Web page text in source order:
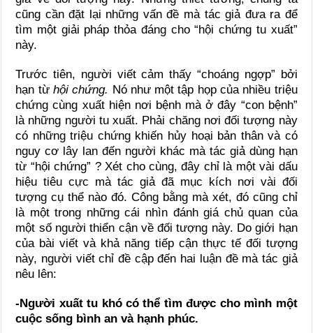
cũng cần đặt lại những vấn đề mà tác giả đưa ra để
tìm một giải pháp thỏa đáng cho “hội chứng tu xuất”
này.
Trước tiên, người viết cảm thấy “choáng ngợp” bởi
hạn từ hội chứng. Nó như một tập họp của nhiều triệu
chứng cùng xuất hiện nơi bệnh mà ở đây “con bệnh”
là những người tu xuất. Phải chăng nơi đối tượng này
có những triệu chứng khiến hủy hoại bản thân và có
nguy cơ lây lan đến người khác mà tác giả dùng hạn
từ “hội chứng” ? Xét cho cùng, đây chỉ là một vài dấu
hiệu tiêu cực mà tác giả đã mục kích nơi vài đối
tượng cụ thể nào đó. Công bằng mà xét, đó cũng chỉ
là một trong những cái nhìn đánh giá chủ quan của
một số người thiển cận về đối tượng này. Do giới hạn
của bài viết và khả năng tiếp cận thực tế đối tượng
này, người viết chỉ đề cập đến hai luận đề mà tác giả
nêu lên:
-Người xuất tu khó có thể tìm được cho mình một
cuộc sống bình an và hạnh phúc.